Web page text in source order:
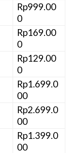
Rp999.00
0
Rp169.00
0
Rp129.00
0
Rp1.699.0
00
Rp2.699.0
00
Rp1.399.0
00